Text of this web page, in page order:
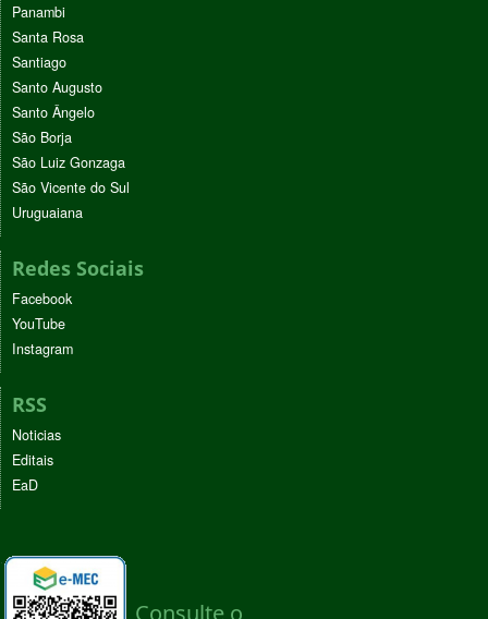
Panambi
Santa Rosa
Santiago
Santo Augusto
Santo Ângelo
São Borja
São Luiz Gonzaga
São Vicente do Sul
Uruguaiana
Redes Sociais
Facebook
YouTube
Instagram
RSS
Noticias
Editais
EaD